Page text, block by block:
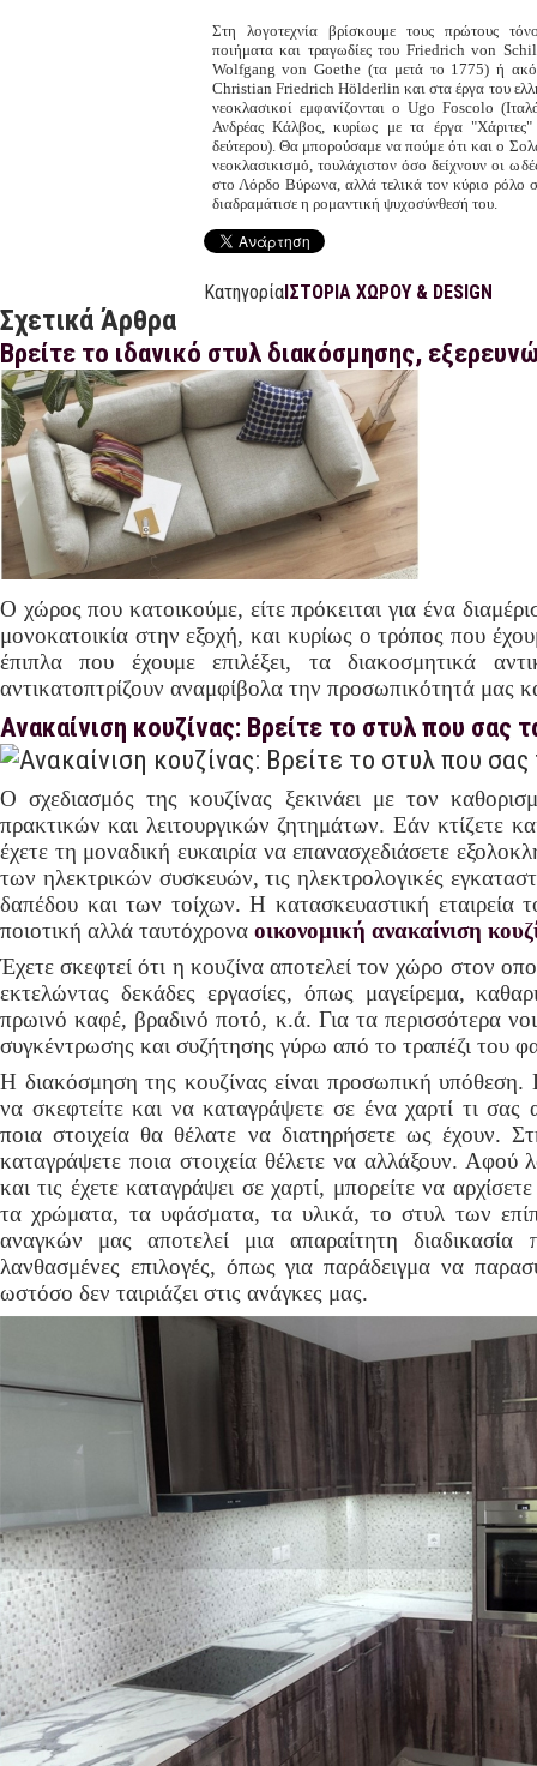
Στη λογοτεχνία βρίσκουμε τους πρώτους
ποιήματα και τραγωδίες του Friedrich von
Wolfgang von Goethe (τα μετά το 1775) ή
Christian Friedrich Hölderlin και στα έργα του
νεοκλασικοί εμφανίζονται ο Ugo Foscolo
Ανδρέας Κάλβος, κυρίως με τα έργα
δεύτερου). Θα μπορούσαμε να πούμε ότι και ο
νεοκλασικισμό, τουλάχιστον όσο δείχνουν οι
στο Λόρδο Βύρωνα, αλλά τελικά τον κύριο ρόλο
διαδραμάτισε η ρομαντική ψυχοσύνθεσή του.
ΚατηγορίαΙΣΤΟΡΙΑ ΧΩΡΟΥ & DESIGN
Σχετικά Άρθρα
Βρείτε το ιδανικό στυλ διακόσμησης,
Ο χώρος που κατοικούμε, είτε πρόκειται για ένα
μονοκατοικία στην εξοχή, και κυρίως ο τρόπος που
έπιπλα που έχουμε επιλέξει, τα διακοσμητικά
αντικατοπτρίζουν αναμφίβολα την προσωπικότητά μας
Ανακαίνιση κουζίνας: Βρείτε το στυλ που σας
Ο σχεδιασμός της κουζίνας ξεκινάει με τον
πρακτικών και λειτουργικών ζητημάτων. Εάν κτίζετε
έχετε τη μοναδική ευκαιρία να επανασχεδιάσετε
των ηλεκτρικών συσκευών, τις ηλεκτρολογικές
δαπέδου και των τοίχων. Η κατασκευαστική εταιρεία
ποιοτική αλλά ταυτόχρονα οικονομική ανακαίνιση
Έχετε σκεφτεί ότι η κουζίνα αποτελεί τον χώρο στον
εκτελώντας δεκάδες εργασίες, όπως μαγείρεμα,
πρωινό καφέ, βραδινό ποτό, κ.ά. Για τα περισσότερα
συγκέντρωσης και συζήτησης γύρω από το τραπέζι του
Η διακόσμηση της κουζίνας είναι προσωπική υπόθεση.
να σκεφτείτε και να καταγράψετε σε ένα χαρτί τι
ποια στοιχεία θα θέλατε να διατηρήσετε ως έχουν.
καταγράψετε ποια στοιχεία θέλετε να αλλάξουν. Αφού
και τις έχετε καταγράψει σε χαρτί, μπορείτε να
τα χρώματα, τα υφάσματα, τα υλικά, το στυλ των
αναγκών μας αποτελεί μια απαραίτητη διαδικασία
λανθασμένες επιλογές, όπως για παράδειγμα να
ωστόσο δεν ταιριάζει στις ανάγκες μας.